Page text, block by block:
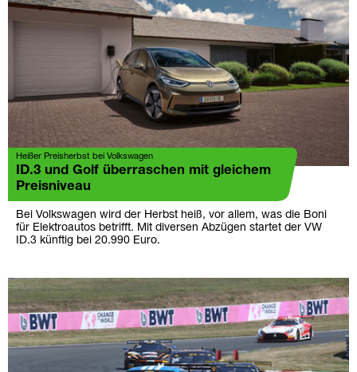
Heißer Preisherbst bei Volkswagen
ID.3 und Golf überraschen mit gleichem
Preisniveau
Bei Volkswagen wird der Herbst heiß, vor allem, was die Boni
für Elektroautos betrifft. Mit diversen Abzügen startet der VW
ID.3 künftig bei 20.990 Euro.